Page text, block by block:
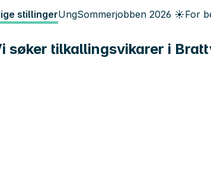
stillingerUngSommerjobben 2026 ☀️For
søker tilkallingsvikarer i